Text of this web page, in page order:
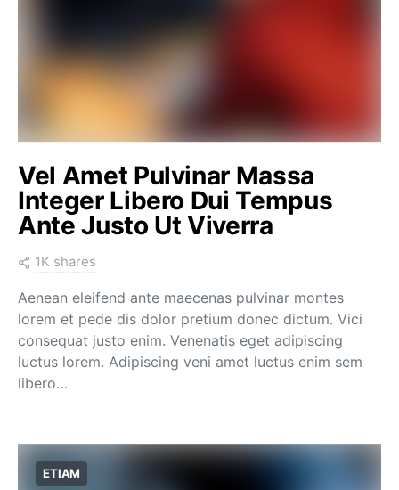
Vel Amet Pulvinar Massa
Integer Libero Dui Tempus
Ante Justo Ut Viverra
1K shares
Aenean eleifend ante maecenas pulvinar montes
lorem et pede dis dolor pretium donec dictum. Vici
consequat justo enim. Venenatis eget adipiscing
luctus lorem. Adipiscing veni amet luctus enim sem
libero…
ETIAM